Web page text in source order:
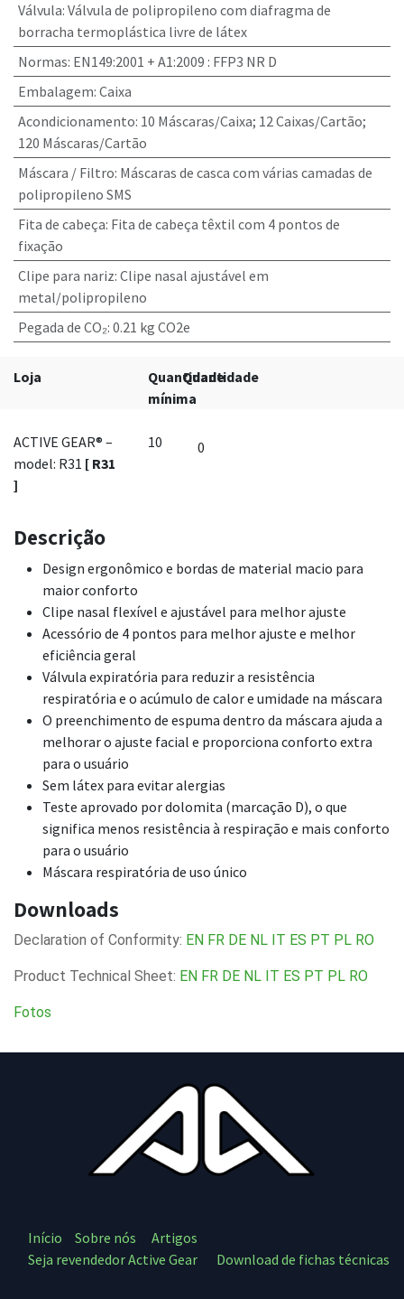
Válvula: Válvula de polipropileno com diafragma de
borracha termoplástica livre de látex
Normas: EN149:2001 + A1:2009 : FFP3 NR D
Embalagem: Caixa
Acondicionamento: 10 Máscaras/Caixa; 12 Caixas/Cartão;
120 Máscaras/Cartão
Máscara / Filtro: Máscaras de casca com várias camadas de
polipropileno SMS
Fita de cabeça: Fita de cabeça têxtil com 4 pontos de
fixação
Clipe para nariz: Clipe nasal ajustável em
metal/polipropileno
Pegada de CO₂: 0.21 kg CO2e
Loja
Quantidade
mínima
Quantidade
ACTIVE GEAR® –
model: R31 [ R31
]
10
Descrição
Design ergonômico e bordas de material macio para
maior conforto
Clipe nasal flexível e ajustável para melhor ajuste
Acessório de 4 pontos para melhor ajuste e melhor
eficiência geral
Válvula expiratória para reduzir a resistência
respiratória e o acúmulo de calor e umidade na máscara
O preenchimento de espuma dentro da máscara ajuda a
melhorar o ajuste facial e proporciona conforto extra
para o usuário
Sem látex para evitar alergias
Teste aprovado por dolomita (marcação D), o que
significa menos resistência à respiração e mais conforto
para o usuário
Máscara respiratória de uso único
Downloads
Declaration of Conformity: EN FR DE NL IT ES PT PL RO
Product Technical Sheet: EN FR DE NL IT ES PT PL RO
Fotos
Início Sobre nós
Artigos
Seja revendedor Active Gear
Download de fichas técnicas